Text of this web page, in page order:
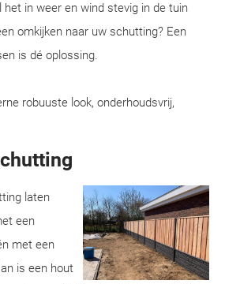
het in weer en wind stevig in de tuin
omkijken naar uw schutting? Een
is dé oplossing.
robuuste look, onderhoudsvrij,
laten
een
met een
is een hout